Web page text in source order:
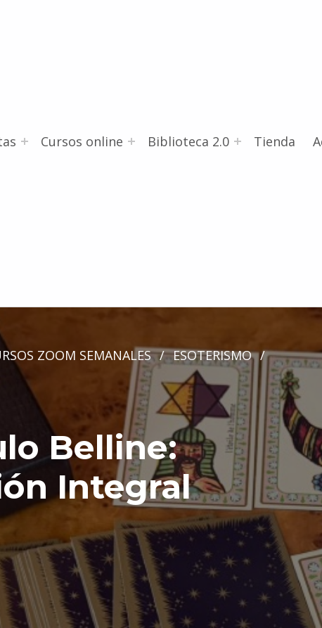
Cursos online Biblioteca 2.0 Tienda
ZOOM SEMANALES / ESOTERISMO /
Belline:
Integral